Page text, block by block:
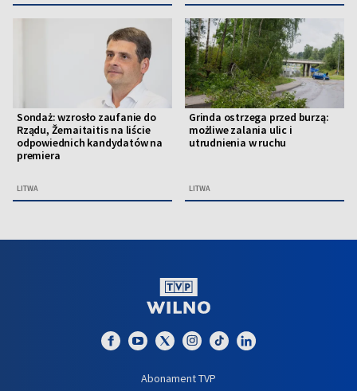
Sondaż: wzrosło zaufanie do
Rządu, Žemaitaitis na liście
odpowiednich kandydatów na
premiera
LITWA
Grinda ostrzega przed burzą:
możliwe zalania ulic i
utrudnienia w ruchu
LITWA
Abonament TVP